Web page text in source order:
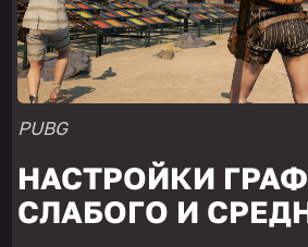
PUBG
НАСТРОЙКИ
СЛАБОГО И